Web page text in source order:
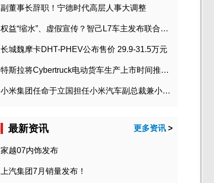
副董事长辞职！宁德时代高层人事大调整
权益“缩水”、虚假宣传？智己L7车主发布联合维权声明
长城魏摩卡DHT-PHEV公布售价 29.9-31.5万元
特斯拉将Cybertruck电动货车生产上市时间推迟到2023年初
小米集团任命于立国担任小米汽车副总裁兼小米汽车北京总部政委
最新资讯 更多资讯 >
家越07内饰发布
上汽集团7月销量发布！